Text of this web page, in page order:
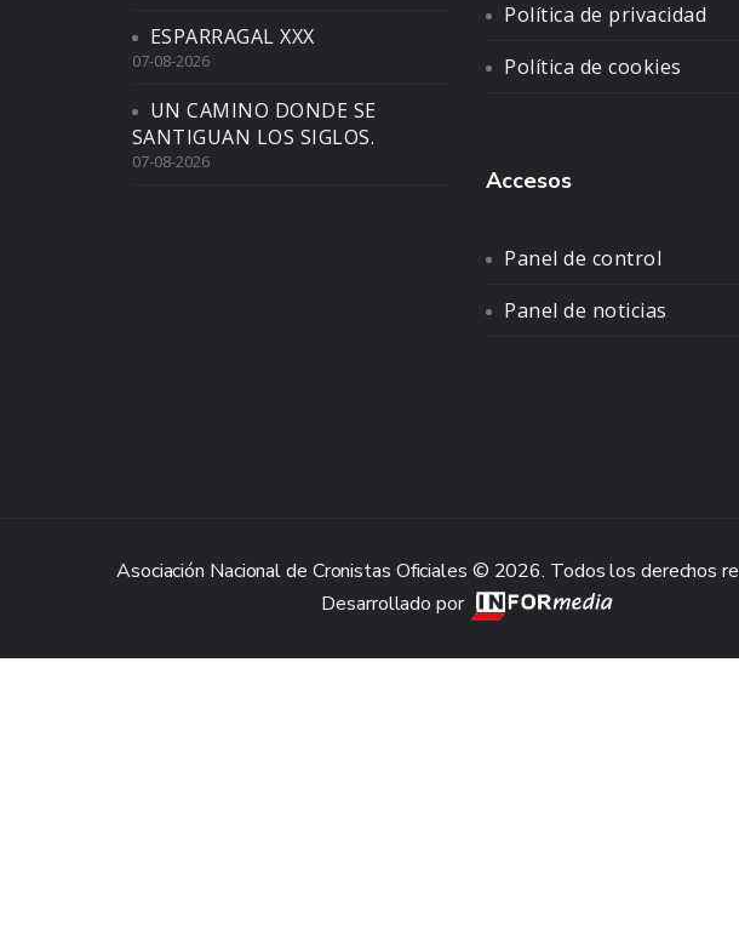
ESPARRAGAL XXX
07-08-2026
UN CAMINO DONDE SE
SANTIGUAN LOS SIGLOS.
07-08-2026
Política de privacidad
Política de cookies
Accesos
Panel de control
Panel de noticias
Asociación Nacional de Cronistas Oficiales © 2026. Todos los derechos
Desarrollado por